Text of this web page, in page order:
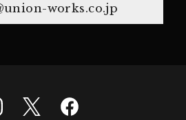
works.co.jp